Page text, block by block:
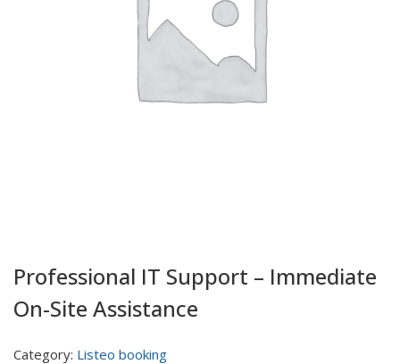
Professional IT Support – Immediate
On-Site Assistance
Category: Listeo booking